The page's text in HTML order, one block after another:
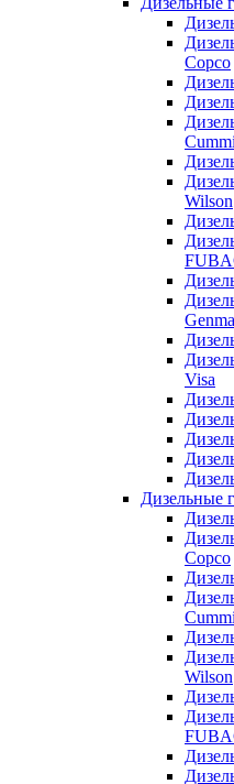
Copco
Wilson
Visa
Дизельные
Copco
Wilson